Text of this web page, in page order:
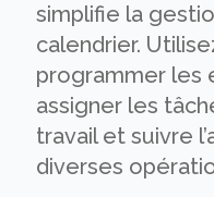
simplifie la
calendrier.
programmer les
assigner les
travail et suivre
diverses